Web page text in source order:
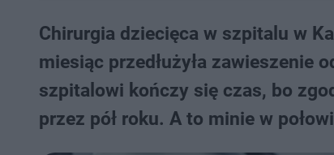
Chirurgia dziecięca w szpitalu w
miesiąc przedłużyła zawieszenie
szpitalowi kończy się czas, bo
przez pół roku. A to minie w